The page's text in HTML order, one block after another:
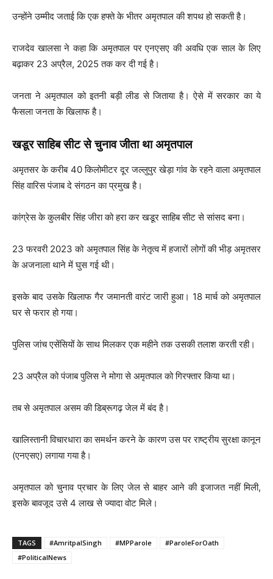
उन्होंने उम्मीद जताई कि एक हफ्ते के भीतर अमृतपाल की शपथ हो सकती है।
राजदेव खालसा ने कहा कि अमृतपाल पर एनएसए की अवधि एक साल के लिए
बढ़ाकर 23 अप्रैल, 2025 तक कर दी गई है।
जनता ने अमृतपाल को इतनी बड़ी लीड से जिताया है। ऐसे में सरकार का ये
फैसला जनता के खिलाफ है।
खडूर साहिब सीट से चुनाव जीता था अमृतपाल
अमृतसर के करीब 40 किलोमीटर दूर जल्लुपुर खेड़ा गांव के रहने वाला अमृतपाल
सिंह वारिस पंजाब दे संगठन का प्रमुख है।
कांग्रेस के कुलबीर सिंह जीरा को हरा कर खडूर साहिब सीट से सांसद बना।
23 फरवरी 2023 को अमृतपाल सिंह के नेतृत्व में हजारों लोगों की भीड़ अमृतसर
के अजनाला थाने में घुस गई थी।
इसके बाद उसके खिलाफ गैर जमानती वारंट जारी हुआ। 18 मार्च को अमृतपाल
घर से फरार हो गया।
पुलिस जांच एसेंसियों के साथ मिलकर एक महीने तक उसकी तलाश करती रही।
23 अप्रैल को पंजाब पुलिस ने मोगा से अमृतपाल को गिरफ्तार किया था।
तब से अमृतपाल असम की डिब्रूगढ़ जेल में बंद है।
खालिस्तानी विचारधारा का समर्थन करने के कारण उस पर राष्ट्रीय सुरक्षा कानून
(एनएसए) लगाया गया है।
अमृतपाल को चुनाव प्रचार के लिए जेल से बाहर आने की इजाजत नहीं मिली,
इसके बावजूद उसे 4 लाख से ज्यादा वोट मिले।
TAGS #AmritpalSingh #MPParole
#ParoleForOath
#PoliticalNews